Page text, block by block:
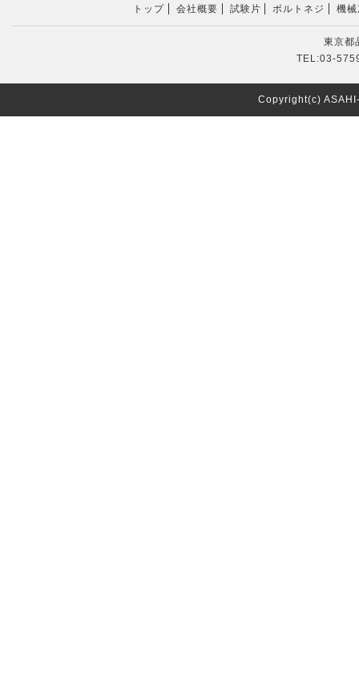
トップ 会社概要 試験片 ボルトネジ 機
東京都
TEL:03-
Copyright(c)